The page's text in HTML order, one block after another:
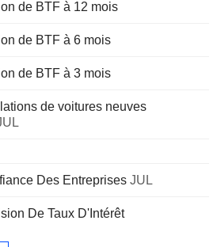
de BTF à 12 mois
de BTF à 6 mois
de BTF à 3 mois
de voitures neuves
Des Entreprises JUL
De Taux D'Intérêt